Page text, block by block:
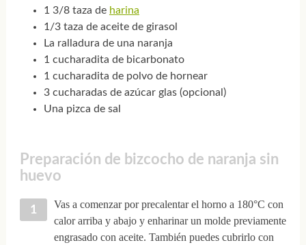
1 3/8 taza de harina
1/3 taza de aceite de girasol
La ralladura de una naranja
1 cucharadita de bicarbonato
1 cucharadita de polvo de hornear
3 cucharadas de azúcar glas (opcional)
Una pizca de sal
Preparación de bizcocho de naranja sin
huevo
Vas a comenzar por precalentar el horno a 180°C con
calor arriba y abajo y enharinar un molde previamente
engrasado con aceite. También puedes cubrirlo con